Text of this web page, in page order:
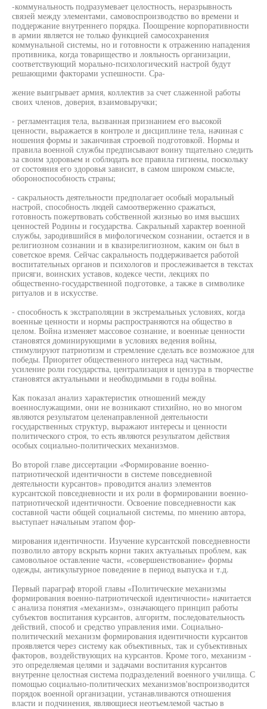
-коммунальность подразумевает целостность, неразрывность
связей между элементами, самовоспроизводство во времени и
поддержание внутреннего порядка. Поощрение корпоративности
в армии является не только функцией самосохранения
коммунальной системы, но и готовности к отражению нападения
противника, когда товарищество и лояльность организации,
соответствующий морально-психологический настрой будут
решающими факторами успешности. Сра-
жение выигрывает армия, коллектив за счет слаженной работы
своих членов, доверия, взаимовыручки;
- регламентация тела, вызванная признанием его высокой
ценности, выражается в контроле и дисциплине тела, начиная с
ношения формы и заканчивая строевой подготовкой. Нормы и
правила военной службы предписывают воину тщательно следить
за своим здоровьем и соблюдать все правила гигиены, поскольку
от состояния его здоровья зависит, в самом широком смысле,
обороноспособность страны;
- сакральность деятельности предполагает особый моральный
настрой, способность людей самоотверженно сражаться,
готовность пожертвовать собственной жизнью во имя высших
ценностей Родины и государства. Сакральный характер военной
службы, зародившийся в мифологическом сознании, остается и в
религиозном сознании и в квазирелигиозном, каким он был в
советское время. Сейчас сакральность поддерживается работой
воспитательных органов и психологов и прослеживается в текстах
присяги, воинских уставов, кодексе чести, лекциях по
общественно-государственной подготовке, а также в символике
ритуалов и в искусстве.
- способность к экстраполяции в экстремальных условиях, когда
военные ценности и нормы распространяются на общество в
целом. Война изменяет массовое сознание, и военные ценности
становятся доминирующими в условиях ведения войны,
стимулируют патриотизм и стремление сделать все возможное для
победы. Приоритет общественного интереса над частным,
усиление роли государства, централизация и цензура в творчестве
становятся актуальными и необходимыми в годы войны.
Как показал анализ характеристик отношений между
военнослужащими, они не возникают стихийно, но во многом
являются результатом целенаправленной деятельности
государственных структур, выражают интересы и ценности
политического строя, то есть являются результатом действия
особых социально-политических механизмов.
Во второй главе диссертации «Формирование военно-
патриотической идентичности в системе повседневной
деятельности курсантов» проводится анализ элементов
курсантской повседневности и их роли в формировании военно-
патриотической идентичности. Освоение повседневности как
составной части общей социальной системы, по мнению автора,
выступает начальным этапом фор-
мирования идентичности. Изучение курсантской повседневности
позволило автору вскрыть корни таких актуальных проблем, как
самовольное оставление части, «совершенствование» формы
одежды, антикультурное поведение в период выпуска и т.д.
Первый параграф второй главы «Политические механизмы
формирования военно-патриотической идентичности» начитается
с анализа понятия «механизм», означающего принцип работы
субъектов воспитания курсантов, алгоритм, последовательность
действий, способ и средство управления ими. Социально-
политический механизм формирования идентичности курсантов
проявляется через систему как объективных, так и субъективных
факторов, воздействующих на курсантов. Кроме того, механизм -
это определяемая целями и задачами воспитания курсантов
внутренне целостная система подразделений военного училища. С
помощью социально-политических механизмов'воспроизводится
порядок военной организации, устанавливаются отношения
власти и подчинения, являющиеся неотъемлемой частью в